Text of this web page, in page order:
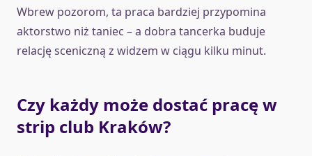
Wbrew pozorom, ta praca bardziej przypomina
aktorstwo niż taniec – a dobra tancerka buduje
relację sceniczną z widzem w ciągu kilku minut.
Czy każdy może dostać pracę w
strip club Kraków?